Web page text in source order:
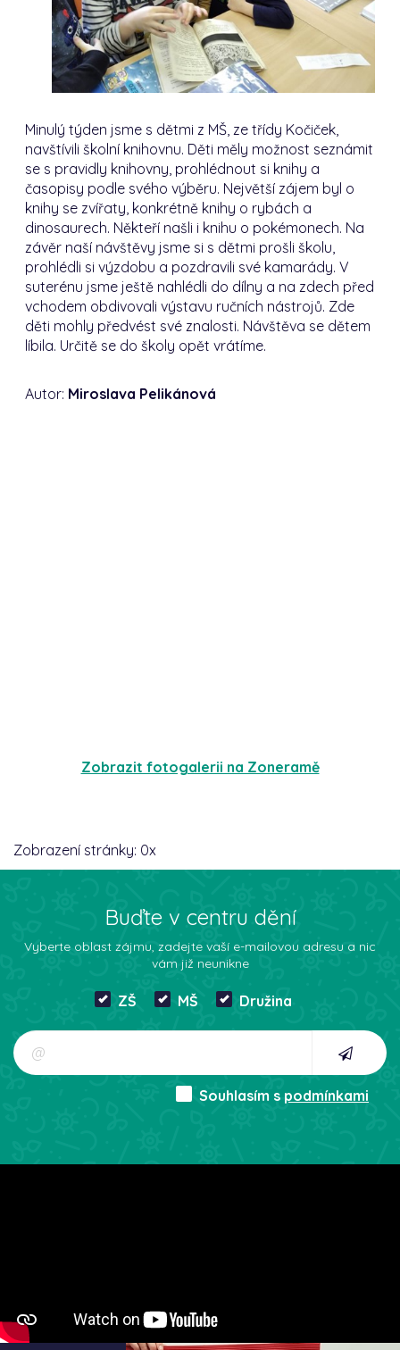
Minulý týden jsme s dětmi z MŠ, ze třídy Kočiček,
navštívili školní knihovnu. Děti měly možnost seznámit
se s pravidly knihovny, prohlédnout si knihy a
časopisy podle svého výběru. Největší zájem byl o
knihy se zvířaty, konkrétně knihy o rybách a
dinosaurech. Někteří našli i knihu o pokémonech. Na
závěr naší návštěvy jsme si s dětmi prošli školu,
prohlédli si výzdobu a pozdravili své kamarády. V
suterénu jsme ještě nahlédli do dílny a na zdech před
vchodem obdivovali výstavu ručních nástrojů. Zde
děti mohly předvést své znalosti. Návštěva se dětem
líbila. Určitě se do školy opět vrátíme.
Autor: Miroslava Pelikánová
Zobrazit fotogalerii na Zoneramě
Zobrazení stránky: 0x
Buďte v centru dění
Vyberte oblast zájmu, zadejte vaší e-mailovou adresu a nic
vám již neunikne
ZŠ MŠ Družina
Souhlasím s podmínkami